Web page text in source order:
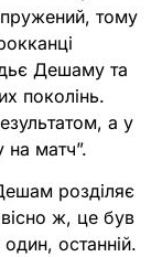
тому
Дешаму та
поколінь.
а у
на матч”.
розділяє
ж, це був
останній.